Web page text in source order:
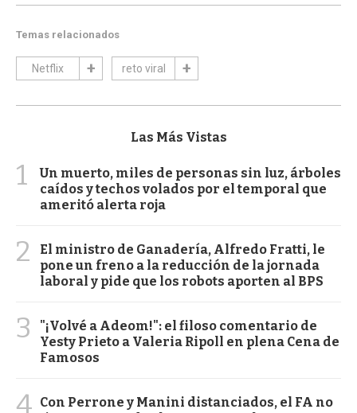
Temas relacionados
Netflix reto viral
Las Más Vistas
1
Un muerto, miles de personas sin luz, árboles
caídos y techos volados por el temporal que
ameritó alerta roja
2
El ministro de Ganadería, Alfredo Fratti, le
pone un freno a la reducción de la jornada
laboral y pide que los robots aporten al BPS
3
"¡Volvé a Adeom!": el filoso comentario de
Yesty Prieto a Valeria Ripoll en plena Cena de
Famosos
4 Con Perrone y Manini distanciados, el FA no